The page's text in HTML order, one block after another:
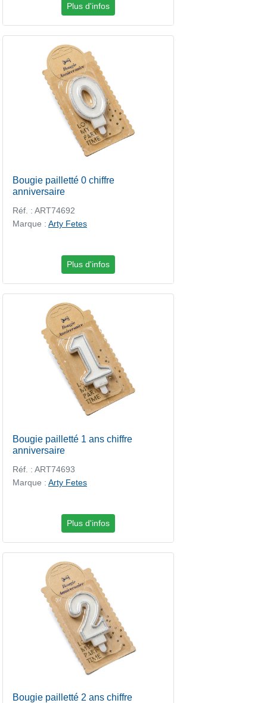
Plus d'infos
Bougie pailletté 0 chiffre
anniversaire
Réf. : ART74692
Marque : Arty Fetes
Plus d'infos
Bougie pailletté 1 ans chiffre
anniversaire
Réf. : ART74693
Marque : Arty Fetes
Plus d'infos
Bougie pailletté 2 ans chiffre